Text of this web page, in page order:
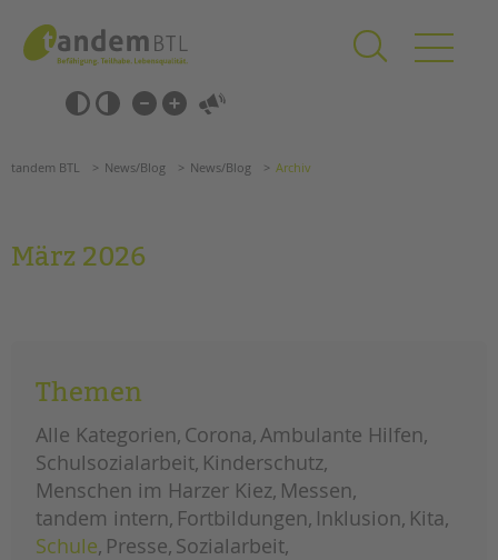
springen
Barrierefrei-
Einstellungen
überspringen
überspringen
EFöB
Tagesgruppen
HILFEN ZUR ERZIEHUNG
EINGLIEDERUNGSHILFE
Suchen
tandem BTL News/Blog News/Blog Archiv
März 2026
Themen
Alle Kategorien Corona Ambulante Hilfen
Schulsozialarbeit Kinderschutz
Menschen im Harzer Kiez Messen
tandem intern Fortbildungen Inklusion Kita
Schule Presse Sozialarbeit